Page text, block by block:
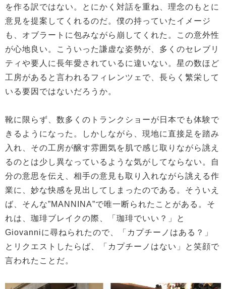
を作る訳ではない。とにかく対話を重ね、理念のもとに
意見を提案してくれるのだ。僕の持っていたイメージ
も、オブラートに包みながら崩してくれた。この意外性
が心地良い。こういった謙虚な姿勢が、多くのセレブリ
ティや要人に長年愛されているに違いない。星の数ほど
工房があると言われるフィレンツェで、長らく繁栄して
いる要因ではないだろうか。
靴に限らず、数多くのトランクショーが日本でも体験で
きるようになった。しかしながら、現地に直接足を踏み
入れ、その工房が醸す雰囲気を肌で感じ取りながら誂え
るのとは少し異なっているような気がしてならない。自
分の意思を伝え、相手の意見も取り入れながら誂える作
業に、妙な快感を見出してしまったのである。そういえ
ば、そんな”MANNINA”で唯一断られたことがある。そ
れは、珈琲ブレイクの際、「珈琲でいい？」と
Giovanniに尋ねられたので、「カプチーノはある？」
とリクエストしたらば、「カプチーノはない」と笑顔で
言われたことだ。